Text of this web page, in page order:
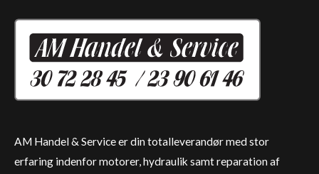
AM Handel & Service er din totalleverandør med stor
erfaring indenfor motorer, hydraulik samt reparation af